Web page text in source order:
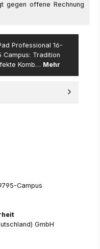
gegen offene Rechnung
Professional 16-
Campus: Tradition
Komb… Mehr
Campus
GmbH